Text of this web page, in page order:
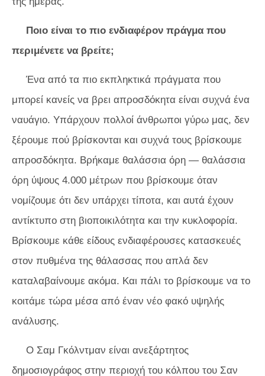
Ποιο είναι το πιο ενδιαφέρον πράγμα που
περιμένετε να βρείτε;
Ένα από τα πιο εκπληκτικά πράγματα που
μπορεί κανείς να βρει απροσδόκητα είναι συχνά ένα
ναυάγιο. Υπάρχουν πολλοί άνθρωποι γύρω μας, δεν
ξέρουμε πού βρίσκονται και συχνά τους βρίσκουμε
απροσδόκητα. Βρήκαμε θαλάσσια όρη — θαλάσσια
όρη ύψους 4.000 μέτρων που βρίσκουμε όταν
νομίζουμε ότι δεν υπάρχει τίποτα, και αυτά έχουν
αντίκτυπο στη βιοποικιλότητα και την κυκλοφορία.
Βρίσκουμε κάθε είδους ενδιαφέρουσες κατασκευές
στον πυθμένα της θάλασσας που απλά δεν
καταλαβαίνουμε ακόμα. Και πάλι το βρίσκουμε να το
κοιτάμε τώρα μέσα από έναν νέο φακό υψηλής
ανάλυσης.
Ο Σαμ Γκόλντμαν είναι ανεξάρτητος
δημοσιογράφος στην περιοχή του κόλπου του Σαν